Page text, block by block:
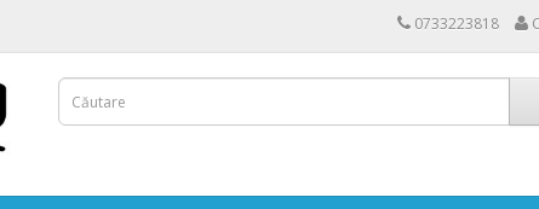
0733223818